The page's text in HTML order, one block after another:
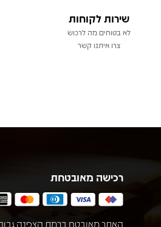
שירות לקוחות
לא בטוחים מה לרכוש
צרו איתנו קשר
רכישה מאובטחת
האתר מאובטח ברמת הצפנה